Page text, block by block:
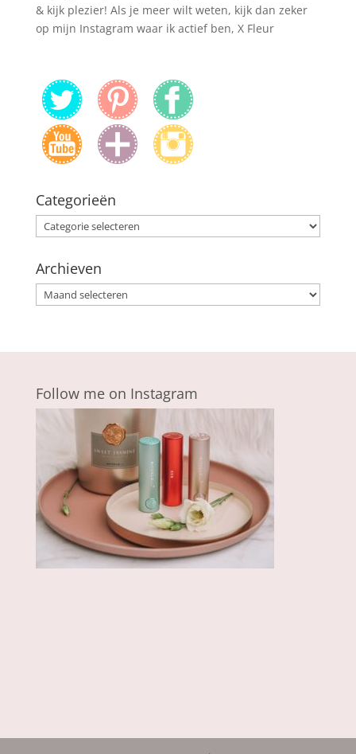
& kijk plezier! Als je meer wilt weten, kijk dan zeker
op mijn Instagram waar ik actief ben, X Fleur
Categorieën
Categorieën
Archieven
Archieven
Follow me on Instagram